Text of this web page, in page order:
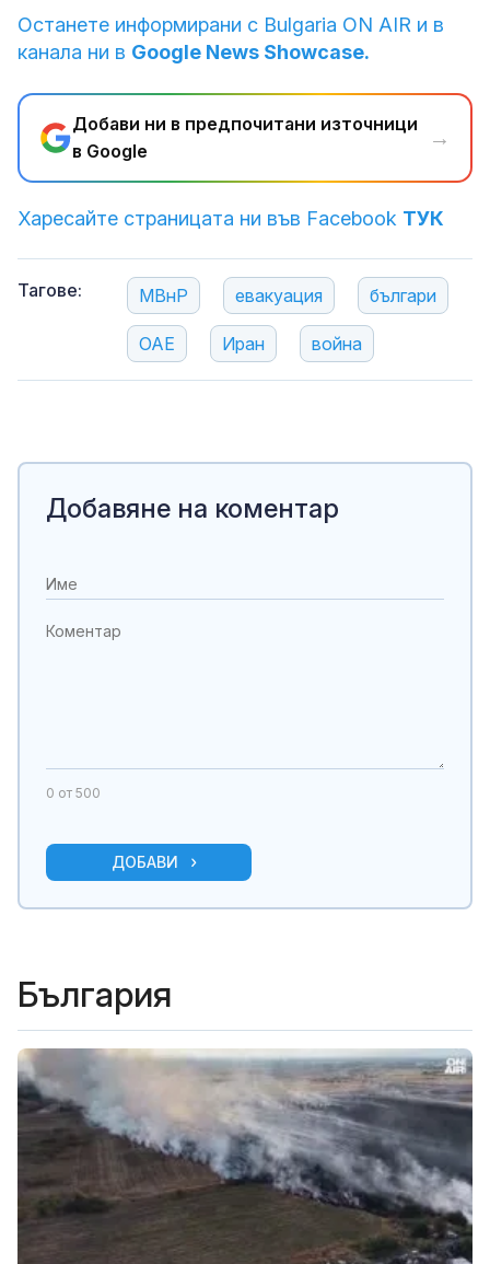
Останете информирани с Bulgaria ON AIR и в
канала ни в Google News Showcase.
Добави ни в предпочитани източници
в Google
→
Харесайте страницата ни във Facebook ТУК
Тагове: МВнР евакуация българи
ОАЕ Иран война
Добавяне на коментар
0 от 500
ДОБАВИ
България